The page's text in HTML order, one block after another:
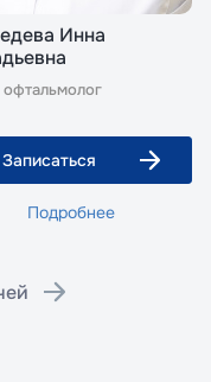
Инна
Записаться
Подробнее